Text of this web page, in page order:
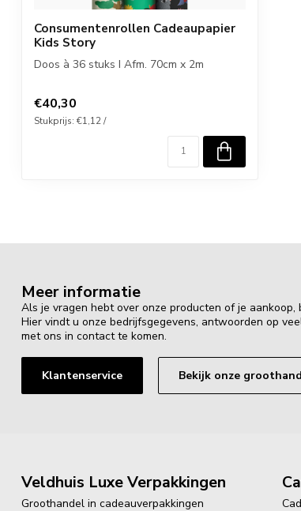
Consumentenrollen Cadeaupapier
Kids Story
Doos à 36 stuks I Afm. 70cm x 2m
€40,30
Stukprijs: €1,12 /
Meer informatie
Als je vragen hebt over onze producten of je
Hier vindt u onze bedrijfsgegevens, antwoorden op
met ons in contact te komen.
Klantenservice Bekijk onze
Veldhuis Luxe Verpakkingen
Groothandel in cadeauverpakkingen